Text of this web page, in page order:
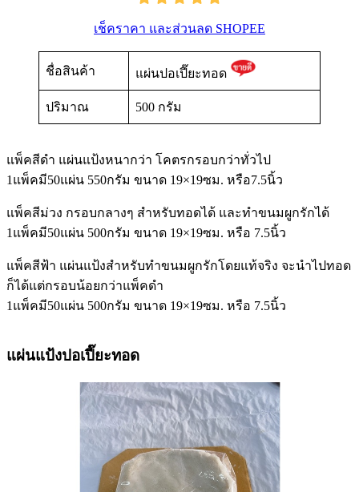
เช็คราคา และส่วนลด SHOPEE
ชื่อสินค้า แผ่นปอเปี๊ยะทอด
ปริมาณ 500 กรัม
แพ็คสีดำ แผ่นแป้งหนากว่า โคตรกรอบกว่าทั่วไป
1แพ็คมี50แผ่น 550กรัม ขนาด 19×19ซม. หรือ7.5นิ้ว
แพ็คสีม่วง กรอบกลางๆ สำหรับทอดได้ และทำขนมผูกรักได้
1แพ็คมี50แผ่น 500กรัม ขนาด 19×19ซม. หรือ 7.5นิ้ว
แพ็คสีฟ้า แผ่นแป้งสำหรับทำขนมผูกรักโดยแท้จริง จะนำไปทอด
ก็ได้แต่กรอบน้อยกว่าแพ็คดำ
1แพ็คมี50แผ่น 500กรัม ขนาด 19×19ซม. หรือ 7.5นิ้ว
แผ่นแป้งปอเปี๊ยะทอด